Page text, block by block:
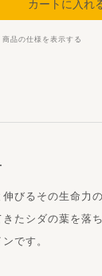
商品の仕様を表示する
びるその生命力
たシダの葉を落
です。